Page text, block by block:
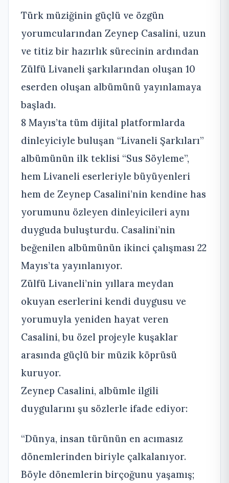
Türk müziğinin güçlü ve özgün
yorumcularından Zeynep Casalini, uzun
ve titiz bir hazırlık sürecinin ardından
Zülfü Livaneli şarkılarından oluşan 10
eserden oluşan albümünü yayınlamaya
başladı.
8 Mayıs’ta tüm dijital platformlarda
dinleyiciyle buluşan “Livaneli Şarkıları”
albümünün ilk teklisi “Sus Söyleme”,
hem Livaneli eserleriyle büyüyenleri
hem de Zeynep Casalini’nin kendine has
yorumunu özleyen dinleyicileri aynı
duyguda buluşturdu. Casalini’nin
beğenilen albümünün ikinci çalışması 22
Mayıs’ta yayınlanıyor.
Zülfü Livaneli’nin yıllara meydan
okuyan eserlerini kendi duygusu ve
yorumuyla yeniden hayat veren
Casalini, bu özel projeyle kuşaklar
arasında güçlü bir müzik köprüsü
kuruyor.
Zeynep Casalini, albümle ilgili
duygularını şu sözlerle ifade ediyor:
“Dünya, insan türünün en acımasız
dönemlerinden biriyle çalkalanıyor.
Böyle dönemlerin birçoğunu yaşamış;